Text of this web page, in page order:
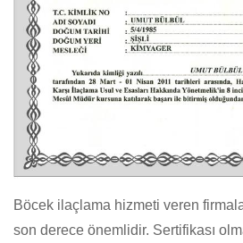
Böcek ilaçlama hizmeti veren
son derece önemlidir. Sertifikası